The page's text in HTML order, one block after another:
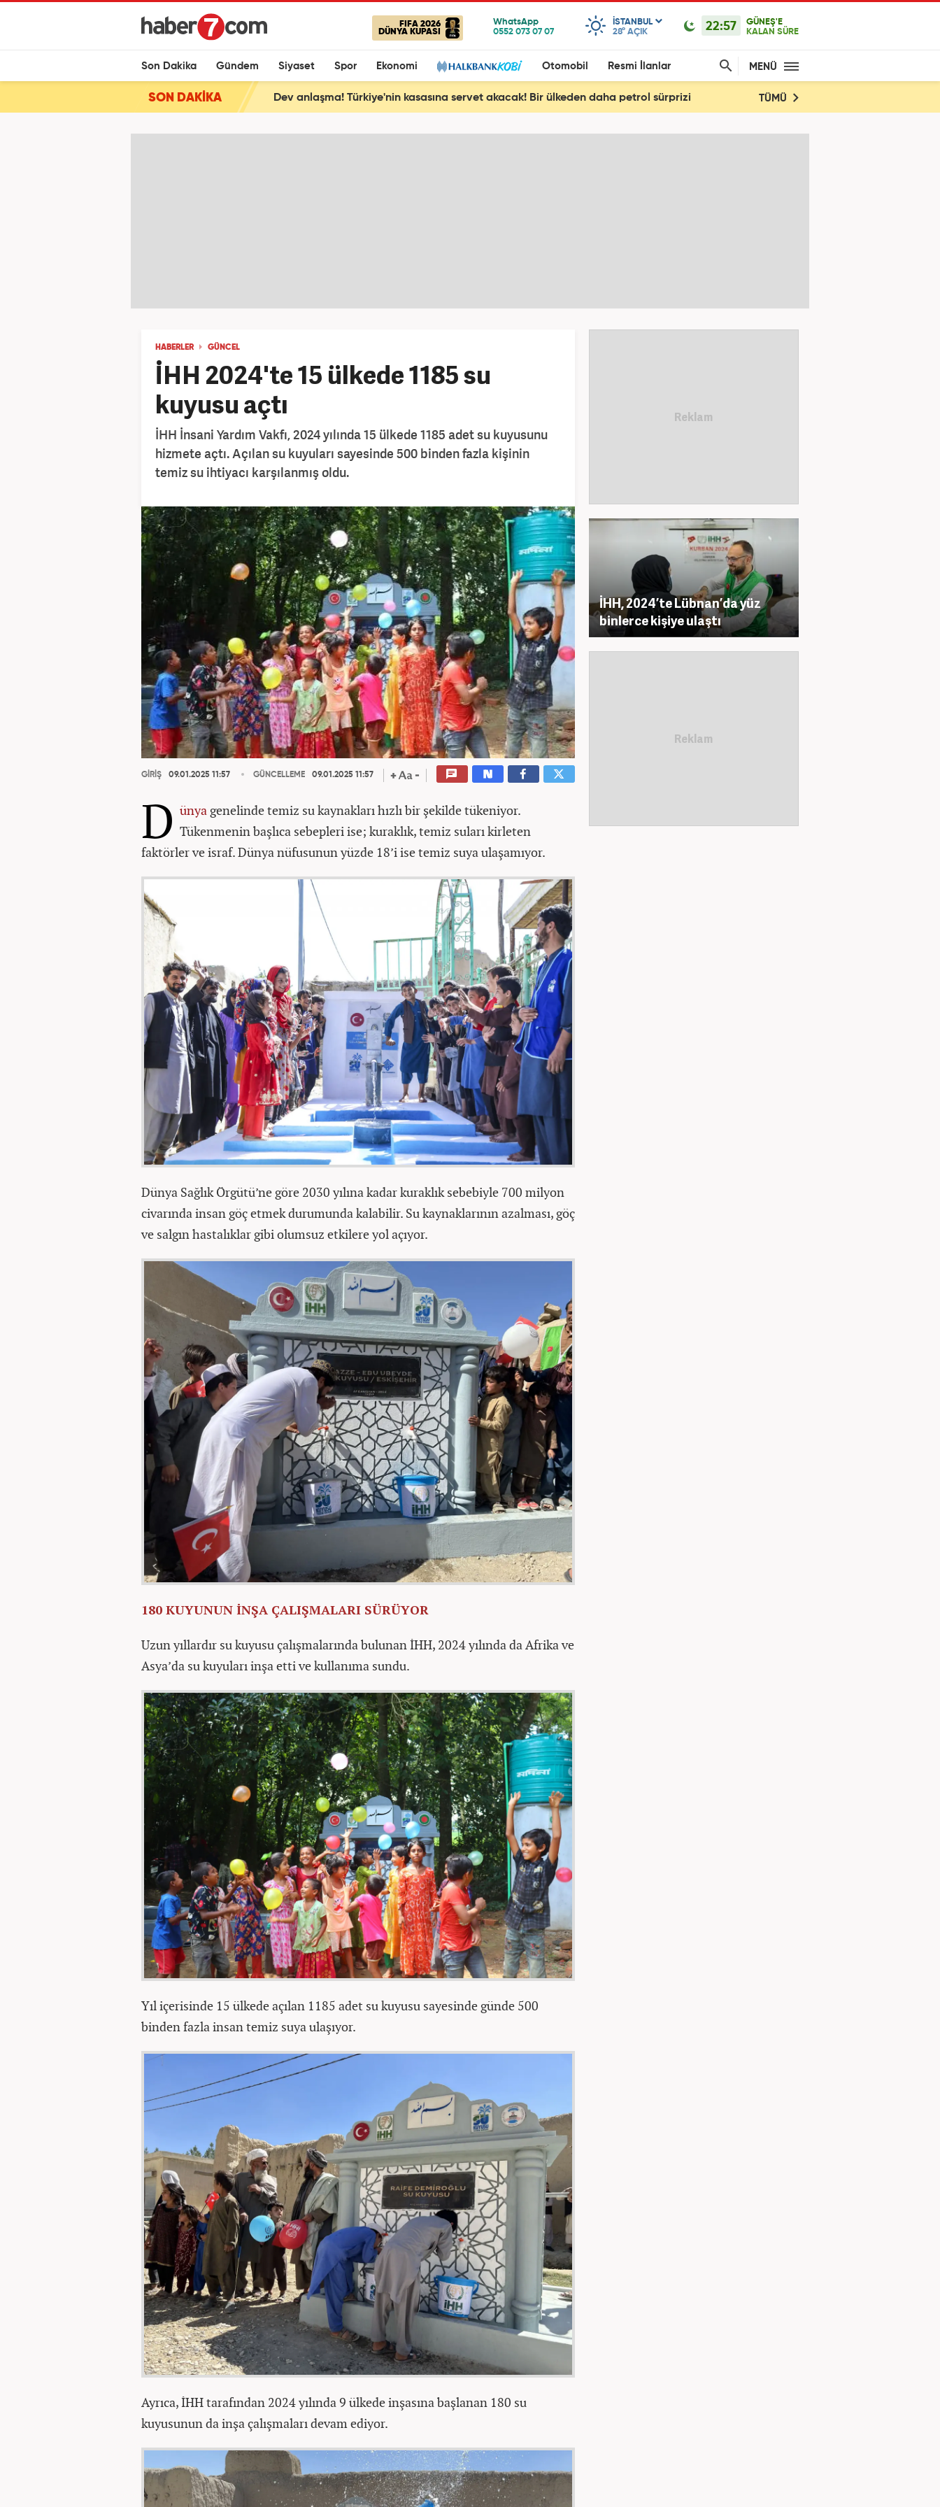
FIFA 2026
DÜNYA KUPASI
ISTANBUL
28° AÇIK 22:57
GÜNEŞ'E
KALAN SÜRE
Son Dakika Gündem Siyaset Spor Ekonomi Otomobil Resmi İlanlar MENÜ
SON DAKİKA Dev anlaşma! Türkiye'nin kasasına servet akacak! Bir ülkeden daha petrol sürprizi TÜMÜ
HABERLER GÜNCEL
İHH 2024'te 15 ülkede 1185 su
kuyusu açtı
İHH İnsani Yardım Vakfı, 2024 yılında 15 ülkede 1185 adet su kuyusunu
hizmete açtı. Açılan su kuyuları sayesinde 500 binden fazla kişinin
temiz su ihtiyacı karşılanmış oldu.
GİRİŞ 09.01.2025 11:57 GÜNCELLEME 09.01.2025 11:57
D ünya genelinde temiz su kaynakları hızlı bir şekilde tükeniyor.
Tükenmenin başlıca sebepleri ise; kuraklık, temiz suları kirleten
faktörler ve israf. Dünya nüfusunun yüzde 18’i ise temiz suya ulaşamıyor.
Dünya Sağlık Örgütü’ne göre 2030 yılına kadar kuraklık sebebiyle 700 milyon
civarında insan göç etmek durumunda kalabilir. Su kaynaklarının azalması, göç
ve salgın hastalıklar gibi olumsuz etkilere yol açıyor.
180 KUYUNUN İNŞA ÇALIŞMALARI SÜRÜYOR
Uzun yıllardır su kuyusu çalışmalarında bulunan İHH, 2024 yılında da Afrika ve
Asya’da su kuyuları inşa etti ve kullanıma sundu.
Yıl içerisinde 15 ülkede açılan 1185 adet su kuyusu sayesinde günde 500
binden fazla insan temiz suya ulaşıyor.
Ayrıca, İHH tarafından 2024 yılında 9 ülkede inşasına başlanan 180 su
kuyusunun da inşa çalışmaları devam ediyor.
İHH, 2024’te Lübnan’da yüz
binlerce kişiye ulaştı